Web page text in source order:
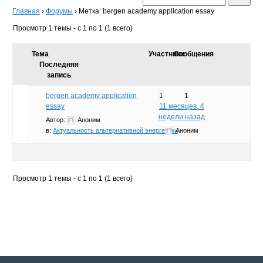
Главная › Форумы › Метка: bergen academy application essay
Просмотр 1 темы - с 1 по 1 (1 всего)
Тема УчастникиСообщения
Последняя
запись
bergen academy application
essay
Автор:
Аноним
в: Актуальность альтернативной энергетики
1
1
11 месяцев, 4
недели назад
Аноним
Просмотр 1 темы - с 1 по 1 (1 всего)